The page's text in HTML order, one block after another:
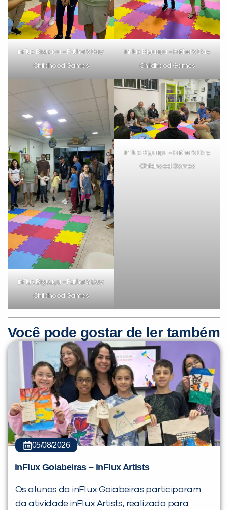
inFlux Biguaçu – Father’s Day:
Childhood Games
inFlux Biguaçu – Father’s Day:
Childhood Games
inFlux Biguaçu – Father’s Day:
Childhood Games
inFlux Biguaçu – Father’s Day:
Childhood Games
Você pode gostar de ler também
05/08/2026
inFlux Goiabeiras – inFlux Artists
Os alunos da inFlux Goiabeiras participaram
da atividade inFlux Artists, realizada para